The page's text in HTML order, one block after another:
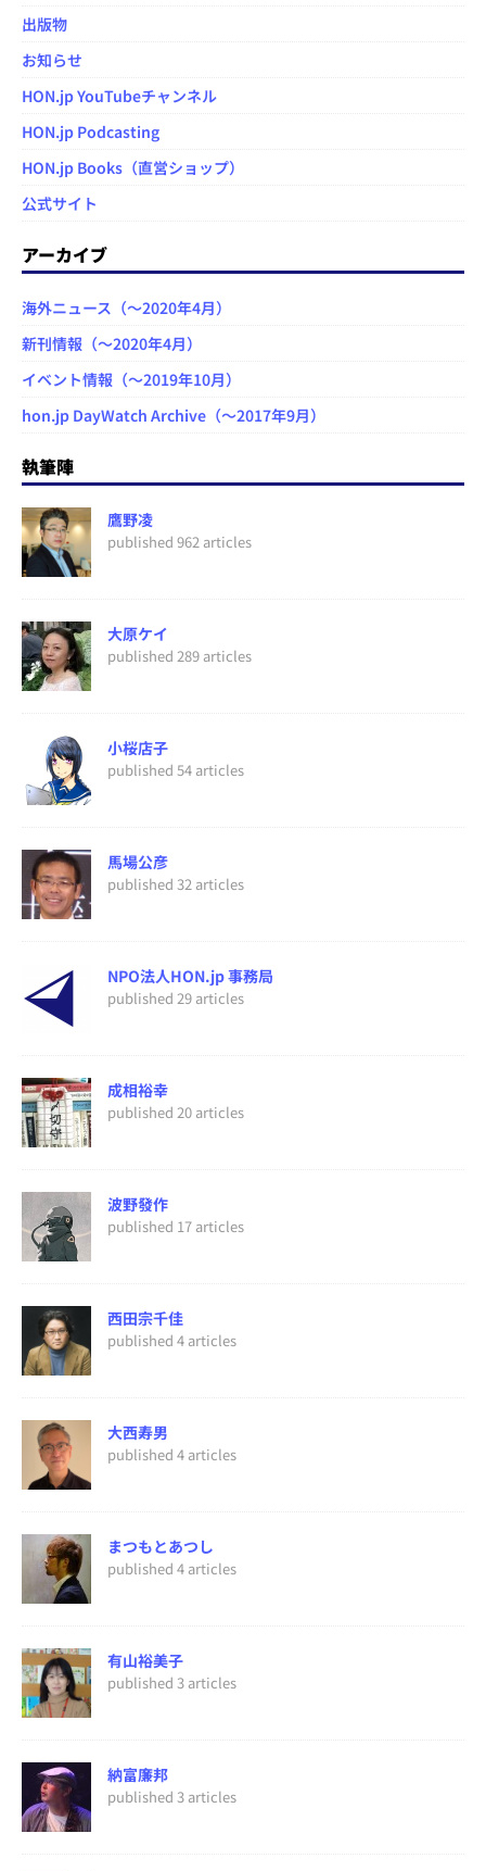
出版物
お知らせ
HON.jp YouTubeチャンネル
HON.jp Podcasting
HON.jp Books（直営ショップ）
公式サイト
アーカイブ
海外ニュース（～2020年4月）
新刊情報（～2020年4月）
イベント情報（～2019年10月）
hon.jp DayWatch Archive（～2017年9月）
執筆陣
鷹野凌
published 962 articles
大原ケイ
published 289 articles
小桜店子
published 54 articles
馬場公彦
published 32 articles
NPO法人HON.jp 事務局
published 29 articles
成相裕幸
published 20 articles
波野發作
published 17 articles
西田宗千佳
published 4 articles
大西寿男
published 4 articles
まつもとあつし
published 4 articles
有山裕美子
published 3 articles
納富廉邦
published 3 articles